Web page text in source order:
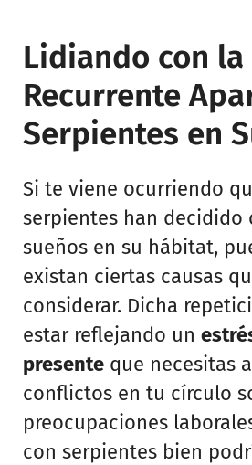
Lidiando con la
Recurrente
Serpientes en
Si te viene ocurriendo
serpientes han decidido
sueños en su hábitat,
existan ciertas causas
considerar. Dicha
estar reflejando un
presente que necesitas
conflictos en tu círculo
preocupaciones
con serpientes bien